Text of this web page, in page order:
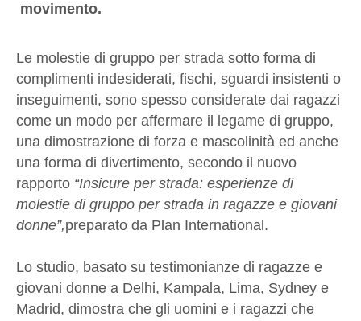
movimento.
Le molestie di gruppo per strada sotto forma di
complimenti indesiderati, fischi, sguardi insistenti o
inseguimenti, sono spesso considerate dai ragazzi
come un modo per affermare il legame di gruppo,
una dimostrazione di forza e mascolinità ed anche
una forma di divertimento, secondo il nuovo
rapporto “Insicure per strada: esperienze di
molestie di gruppo per strada in ragazze e giovani
donne”,preparato da Plan International.
Lo studio, basato su testimonianze di ragazze e
giovani donne a Delhi, Kampala, Lima, Sydney e
Madrid, dimostra che gli uomini e i ragazzi che